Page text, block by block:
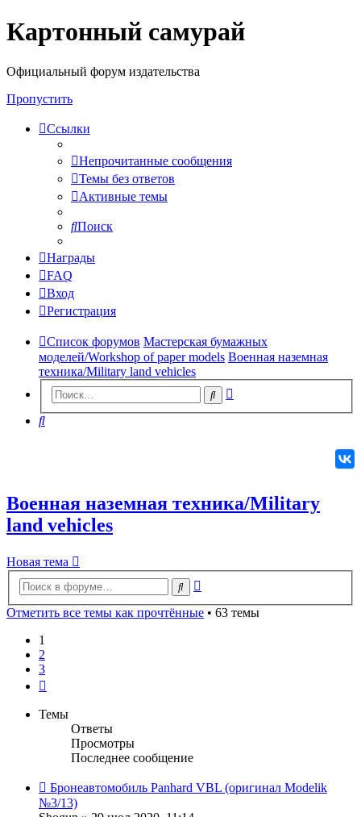
Регистрация
Картонный самурай
Официальный форум издательства
Пропустить
Ссылки
Непрочитанные сообщения
Темы без ответов
Активные темы
Поиск
Награды
FAQ
Вход
Регистрация
Список форумов Мастерская бумажных
моделей/Workshop of paper models Военная наземная
техника/Military land vehicles
Поиск
Поиск
Военная наземная техника/Military
land vehicles
Новая
тема
Новая тема
Поиск
Отметить все темы как прочтённые • 63 темы
1
2
3
Темы
Ответы
Просмотры
Последнее сообщение
Бронеавтомобиль Panhard VBL (оригинал Modelik
№3/13)